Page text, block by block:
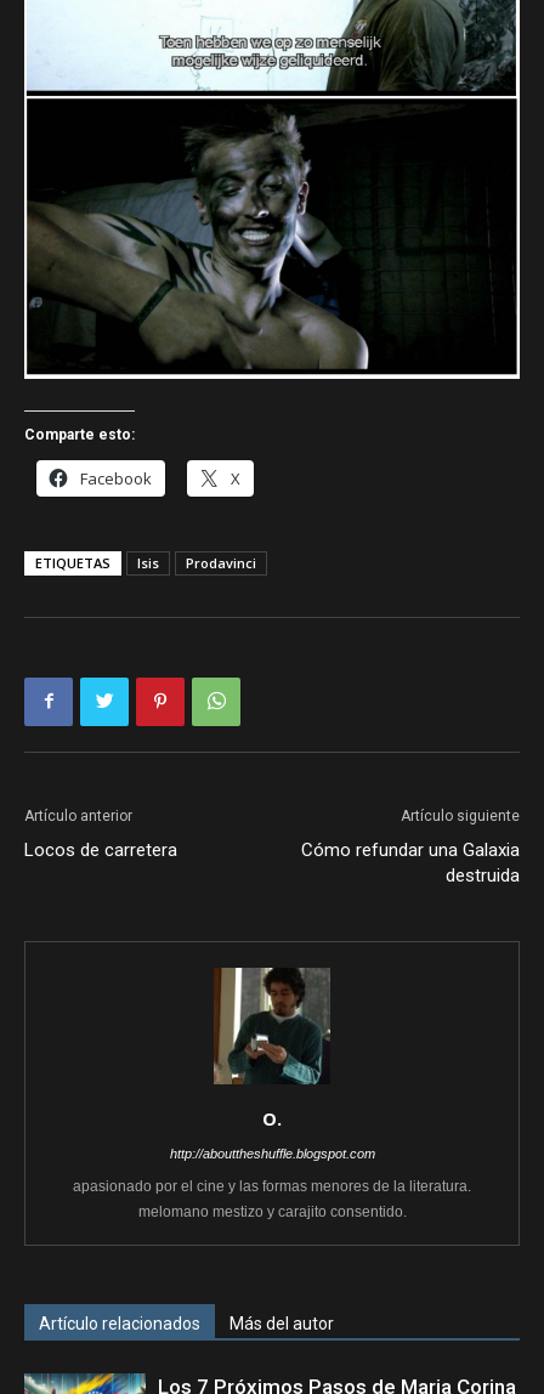
Comparte esto:
Facebook X
ETIQUETAS Isis Prodavinci
Artículo anterior
Locos de carretera
Artículo siguiente
Cómo refundar una Galaxia
destruida
O.
http://abouttheshuffle.blogspot.com
apasionado por el cine y las formas menores de la literatura.
melomano mestizo y carajito consentido.
Artículo relacionados Más del autor
Los 7 Próximos Pasos de Maria Corina